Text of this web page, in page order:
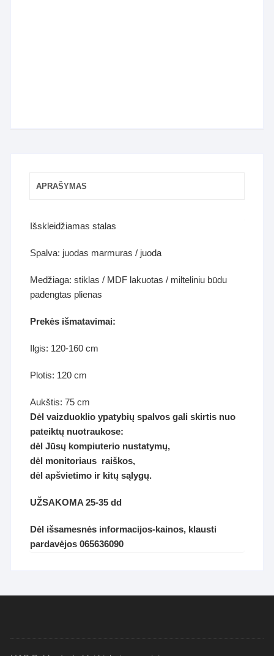
APRAŠYMAS
Išskleidžiamas stalas
Spalva: juodas marmuras / juoda
Medžiaga: stiklas / MDF lakuotas / milteliniu būdu
padengtas plienas
Prekės išmatavimai:
Ilgis: 120-160 cm
Plotis: 120 cm
Aukštis: 75 cm
Dėl vaizduoklio ypatybių spalvos gali skirtis nuo
pateiktų nuotraukose:
dėl Jūsų kompiuterio nustatymų,
dėl monitoriaus raiškos,
dėl apšvietimo ir kitų sąlygų.
UŽSAKOMA 25-35 dd
Dėl išsamesnės informacijos-kainos, klausti
pardavėjos 065636090